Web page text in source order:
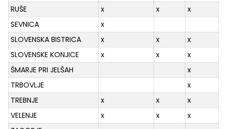
RUŠE
x x
x
SEVNICA
x
SLOVENSKA BISTRICA
x x
x
SLOVENSKE KONJICE
x x
x
ŠMARJE PRI JELŠAH
x
TRBOVLJE
x
TREBNJE
x x
x
VELENJE
x x
x